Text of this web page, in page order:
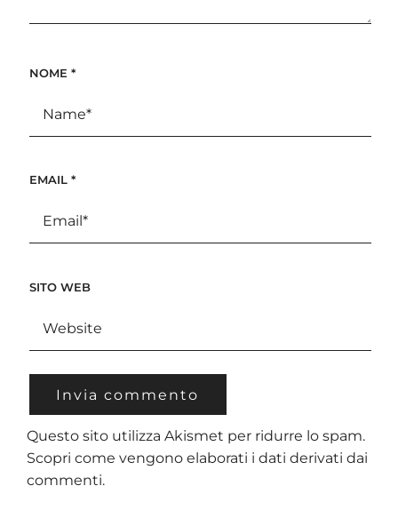
NOME *
EMAIL *
SITO WEB
Questo sito utilizza Akismet per ridurre lo spam.
Scopri come vengono elaborati i dati derivati dai
commenti.